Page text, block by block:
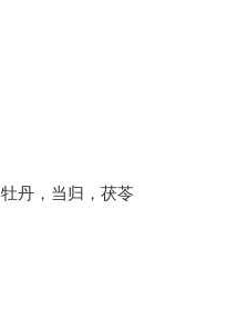
丹，当归，茯苓